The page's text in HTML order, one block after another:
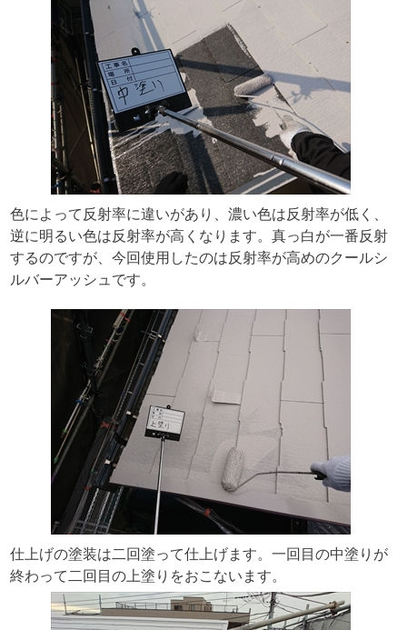
色によって反射率に違いがあり、濃い色は反射率が低く、
逆に明るい色は反射率が高くなります。真っ白が一番反射
するのですが、今回使用したのは反射率が高めのクールシ
ルバーアッシュです。
仕上げの塗装は二回塗って仕上げます。一回目の中塗りが
終わって二回目の上塗りをおこないます。